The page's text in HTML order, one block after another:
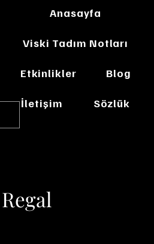
Anasayfa
Viski Tadım Notları
Etkinlikler Blog
İletişim Sözlük